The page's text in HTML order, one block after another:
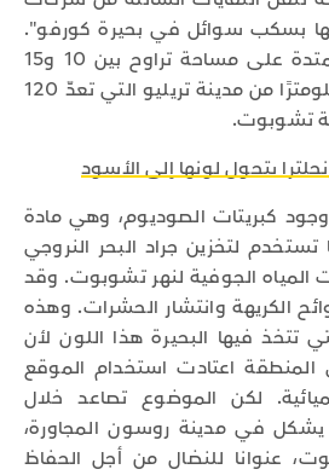
بسكب سوائل في بحيرة كورفو".
وتقع هذه البحيرة الممتدة على مساحة تراوح بين 10 و15
هكتارًا، على بعد 30 كيلومترًا من مدينة تريليو التي تعدّ 120
تشوبوت.
يتحول لونها إلى الأسود
كبريتات الصوديوم، وهي مادة
تستخدم لتخزين جراد البحر النروجي
المياه الجوفية لنهر تشوبوت. وقد
الكريهة وانتشار الحشرات. وهذه
تتخذ فيها البحيرة هذا اللون لأن
المنطقة اعتادت استخدام الموقع
لكن الموضوع تصاعد خلال
يشكل في مدينة روسون المجاورة،
عنوانا للنضال من أجل الحفاظ